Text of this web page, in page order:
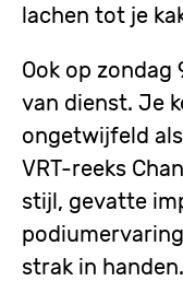
lachen tot je
Ook op zondag
van dienst. Je
ongetwijfeld
VRT-reeks
stijl, gevatte
strak in